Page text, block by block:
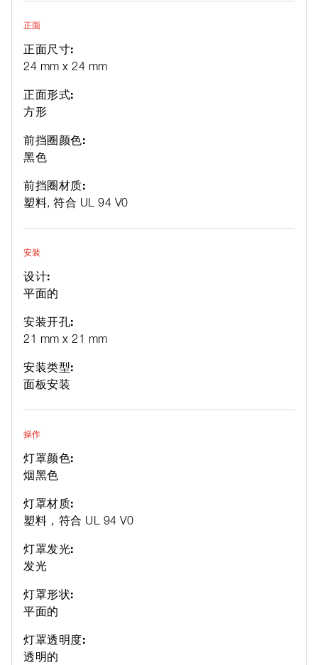
正面
正面尺寸:
24 mm x 24 mm
正面形式:
方形
前挡圈颜色:
黑色
前挡圈材质:
塑料, 符合 UL 94 V0
安装
设计:
平面的
安装开孔:
21 mm x 21 mm
安装类型:
面板安装
操作
灯罩颜色:
烟黑色
灯罩材质:
塑料，符合 UL 94 V0
灯罩发光:
发光
灯罩形状:
平面的
灯罩透明度:
透明的